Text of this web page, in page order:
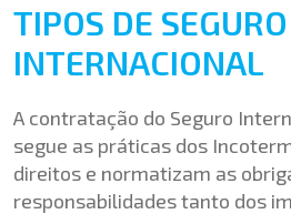
TIPOS DE SEGURO
INTERNACIONAL
A contratação do Seguro
segue as práticas dos
direitos e normatizam as
responsabilidades tanto dos